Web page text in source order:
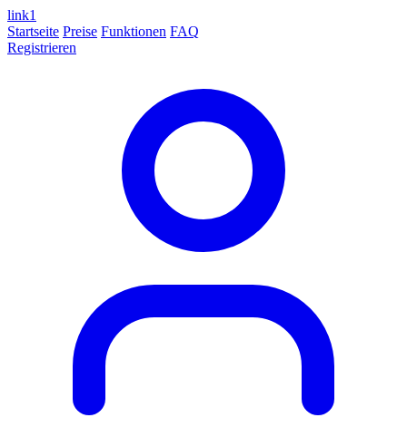
link1
Startseite Preise Funktionen FAQ
Registrieren